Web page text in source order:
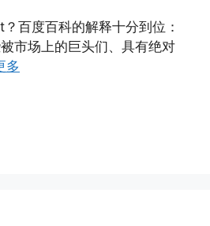
百度百科的解释十分到位：
市场上的巨头们、具有绝对
多